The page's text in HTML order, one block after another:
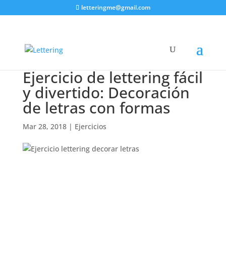
letteringme@gmail.com
Ejercicio de lettering fácil
y divertido: Decoración
de letras con formas
Mar 28, 2018| Ejercicios